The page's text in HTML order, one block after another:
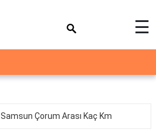
☰
Samsun Çorum Arası Kaç Km